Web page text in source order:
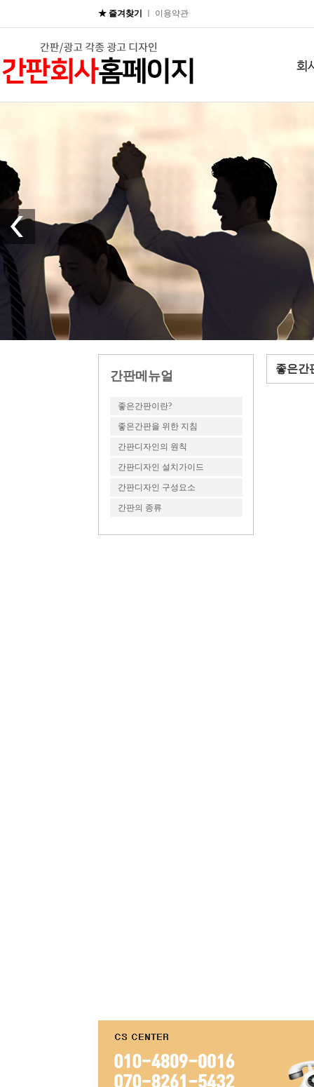
★ 즐겨찾기 이용약관
간판메뉴얼
좋은간판이란?
좋은간판을 위한 지침
간판디자인의 원칙
간판디자인 설치가이드
간판디자인 구성요소
간판의 종류
좋은간